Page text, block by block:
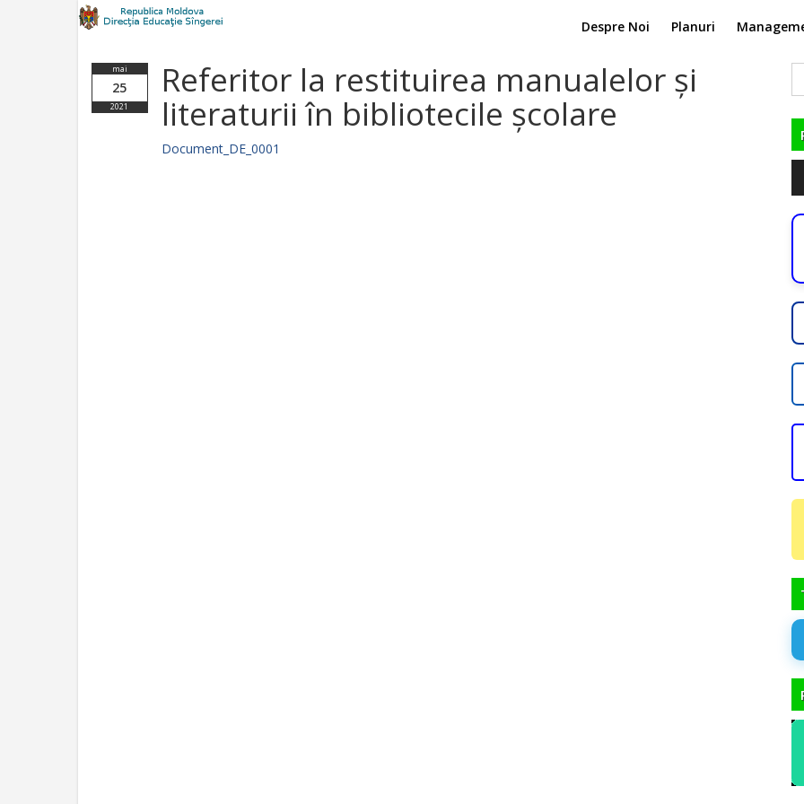
Despre Noi Planuri
mai
25
2021
Referitor la restituirea manualelor și
literaturii în bibliotecile școlare
Document_DE_0001